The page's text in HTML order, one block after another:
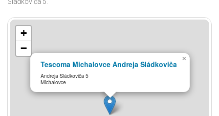
Sládkoviča 5.
Tescoma Michalovce Andreja Sládkoviča
Andreja Sládkoviča 5
Michalovce
×
+
−